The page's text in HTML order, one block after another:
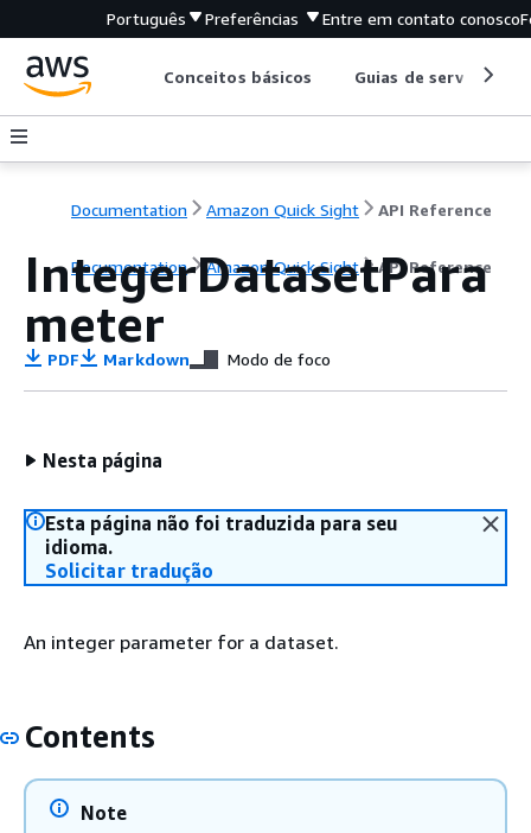
Português Preferências Entre em contato conosco
Conceitos básicos Guias de serviço
Documentation Amazon Quick Sight API Reference
Documentation Amazon Quick Sight API Reference
IntegerDatasetPara
meter
PDF Markdown Modo de foco
Nesta página
Esta página não foi traduzida para seu
idioma.
Solicitar tradução
An integer parameter for a dataset.
Contents
Note